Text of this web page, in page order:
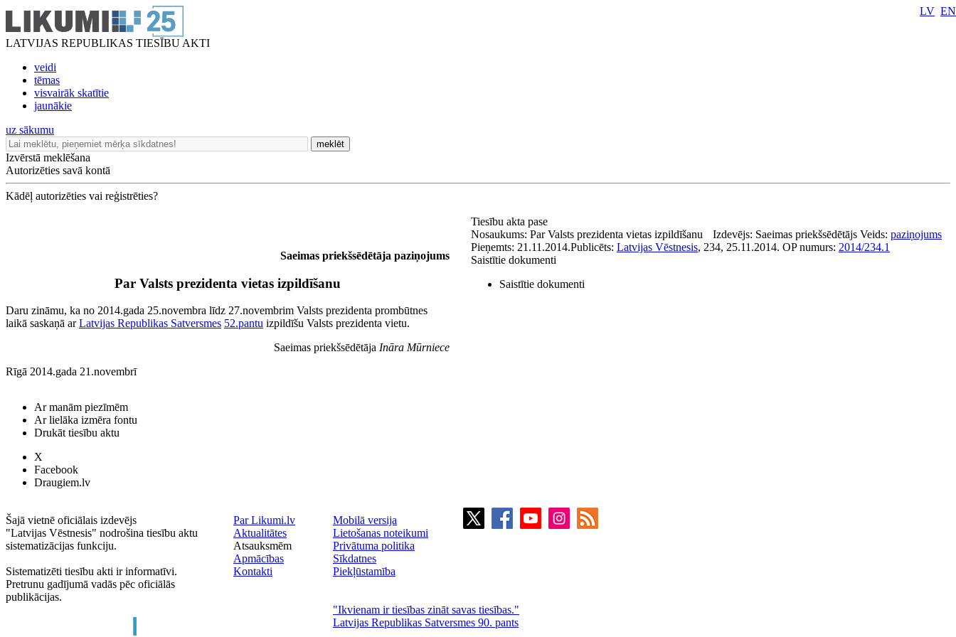
LATVIJAS REPUBLIKAS TIESĪBU AKTI
veidi
tēmas
visvairāk skatītie
jaunākie
LV EN
uz sākumu
meklēt
Izvērstā meklēšana
Autorizēties savā kontā
Kādēļ autorizēties vai reģistrēties?
Saeimas priekšsēdētāja paziņojums
Par Valsts prezidenta vietas izpildīšanu
Daru zināmu, ka no 2014.gada 25.novembra līdz 27.novembrim Valsts prezidenta prombūtnes
laikā saskaņā arLatvijas Republikas Satversmes 52.pantu izpildīšu Valsts prezidenta vietu.
Saeimas priekšsēdētāja Ināra Mūrniece
Rīgā 2014.gada 21.novembrī
Tiesību akta pase
Nosaukums: Par Valsts prezidenta vietas izpildīšanu Izdevējs: Saeimas priekšsēdētājs Veids: paziņojums
Pieņemts: 21.11.2014.Publicēts: Latvijas Vēstnesis, 234, 25.11.2014. OP numurs: 2014/234.1
Saistītie dokumenti
Saistītie dokumenti
Ar manām piezīmēm
Ar lielāka izmēra fontu
Drukāt tiesību aktu
X
Facebook
Draugiem.lv
Šajā vietnē oficiālais izdevējs
"Latvijas Vēstnesis" nodrošina tiesību aktu
sistematizācijas funkciju.
Sistematizēti tiesību akti ir informatīvi.
Pretrunu gadījumā vadās pēc oficiālās
publikācijas.
Par Likumi.lv
Aktualitātes
Atsauksmēm
Apmācības
Kontakti
Mobilā versija
Lietošanas noteikumi
Privātuma politika
Sīkdatnes
Piekļūstamība
"Ikvienam ir tiesības zināt savas tiesības."
Latvijas Republikas Satversmes 90. pants